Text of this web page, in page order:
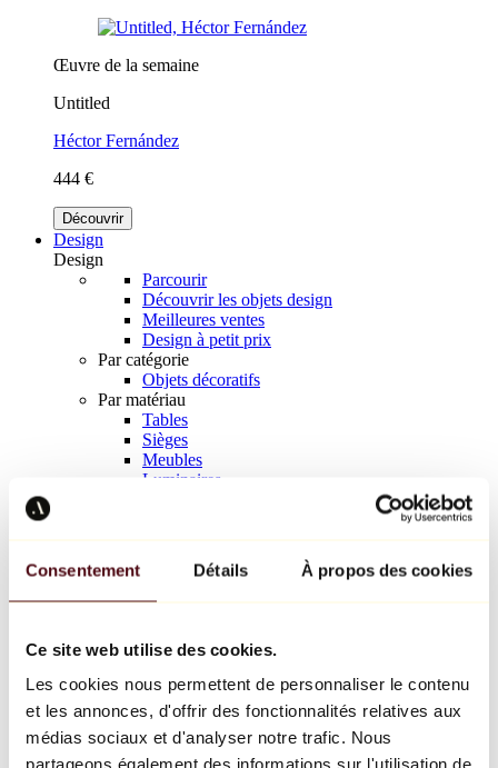
Consentement Détails À propos des cookies
Ce site web utilise des cookies.
Les cookies nous permettent de personnaliser le contenu
et les annonces, d'offrir des fonctionnalités relatives aux
médias sociaux et d'analyser notre trafic. Nous
partageons également des informations sur l'utilisation de
Œuvre de la semaine
Untitled
Héctor Fernández
444 €
Découvrir
Design
Design
Parcourir
Découvrir les objets design
Meilleures ventes
Design à petit prix
Par catégorie
Objets décoratifs
Par matériau
Tables
Sièges
Meubles
Luminaires
Richard Orlinski
Keith Haring
Jeff Koons
Jean-Michel Basquiat
Tous les designers
Œuvre de la semaine